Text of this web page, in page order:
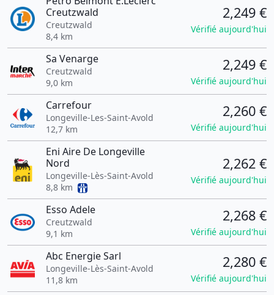
Creutzwald
Creutzwald
8,4 km
2,249 €
Vérifié aujourd'hui
Sa Venarge
Creutzwald
9,0 km
2,249 €
Vérifié aujourd'hui
Carrefour
Longeville-Les-Saint-Avold
12,7 km
2,260 €
Vérifié aujourd'hui
Eni Aire De Longeville
Nord
Longeville-Lès-Saint-Avold
8,8 km
2,262 €
Vérifié aujourd'hui
Esso Adele
Creutzwald
9,1 km
2,268 €
Vérifié aujourd'hui
Abc Energie Sarl
Longeville-Lès-Saint-Avold
11,8 km
2,280 €
Vérifié aujourd'hui